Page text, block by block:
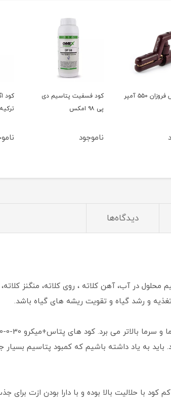
پتاسیم دی
کود اگریفوس اگریکم
ترکیه
ناموجود
کود
دیدگاه‌ها
نیتروژن، پتاسیم محلول در آب، آهن کلاته ، روی کلاته،
و رشد گیاه و تقویت ریشه های گیاه باشد.
باید به یاد داشته باشیم که کمبود پتاسیم